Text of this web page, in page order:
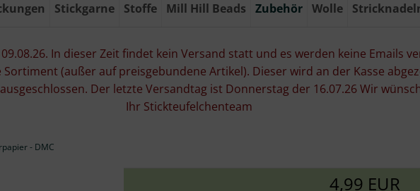
Stickgarne Stoffe Mill Hill Beads Zubehör Wolle
In dieser Zeit findet kein Versand statt und es werden keine Emails
(außer auf preisgebundene Artikel). Dieser wird an der Kasse
Der letzte Versandtag ist Donnerstag der 16.07.26 Wir
Ihr Stickteufelchenteam
- DMC
4,99 EUR